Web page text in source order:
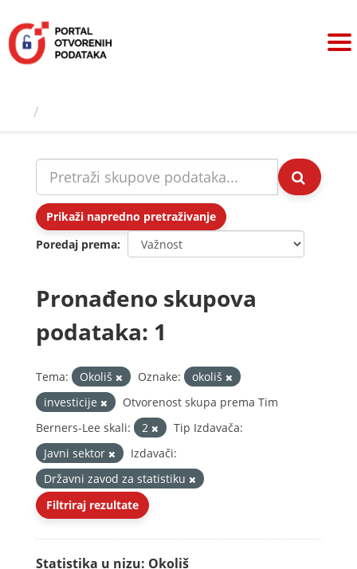
sadržaj
Prikaži napredno pretraživanje
Poredaj prema
Pronađeno skupova
podataka: 1
Tema: Okoliš Oznake:
okoliš
investicije
Otvorenost skupa prema Tim
Berners-Lee skali:
2
Tip Izdavača:
Javni sektor
Izdavači:
Državni zavod za statistiku
Filtriraj rezultate
Statistika u nizu: Okoliš